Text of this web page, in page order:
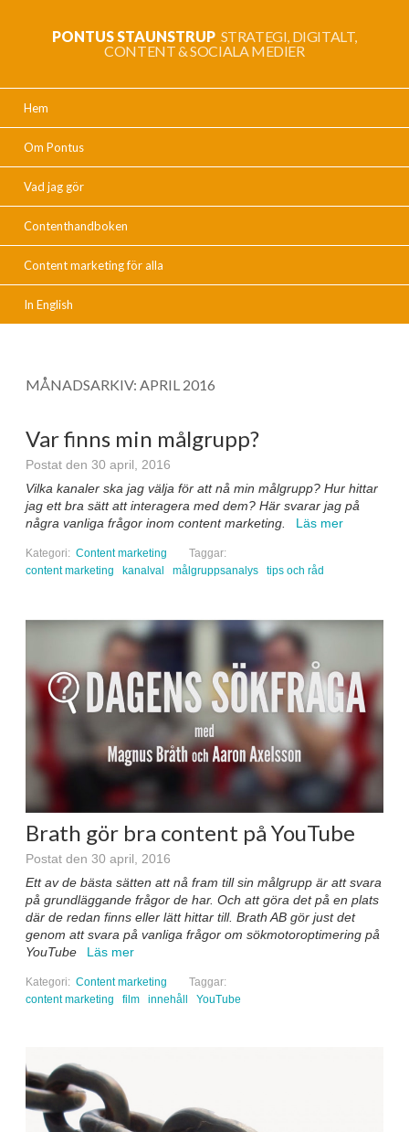
PONTUS STAUNSTRUP STRATEGI, DIGITALT,
CONTENT & SOCIALA MEDIER
Hem
Om Pontus
Vad jag gör
Contenthandboken
Content marketing för alla
In English
MÅNADSARKIV: APRIL 2016
Var finns min målgrupp?
Postat den 30 april, 2016
Vilka kanaler ska jag välja för att nå min målgrupp? Hur hittar
jag ett bra sätt att interagera med dem? Här svarar jag på
några vanliga frågor inom content marketing.
Läs mer
Kategori: Content marketing
Taggar:
content marketing
kanalval målgruppsanalys tips och råd
Brath gör bra content på YouTube
Postat den 30 april, 2016
Ett av de bästa sätten att nå fram till sin målgrupp är att svara
på grundläggande frågor de har. Och att göra det på en plats
där de redan finns eller lätt hittar till. Brath AB gör just det
genom att svara på vanliga frågor om sökmotoroptimering på
YouTube
Läs mer
Kategori: Content marketing
Taggar:
content marketing
film innehåll YouTube